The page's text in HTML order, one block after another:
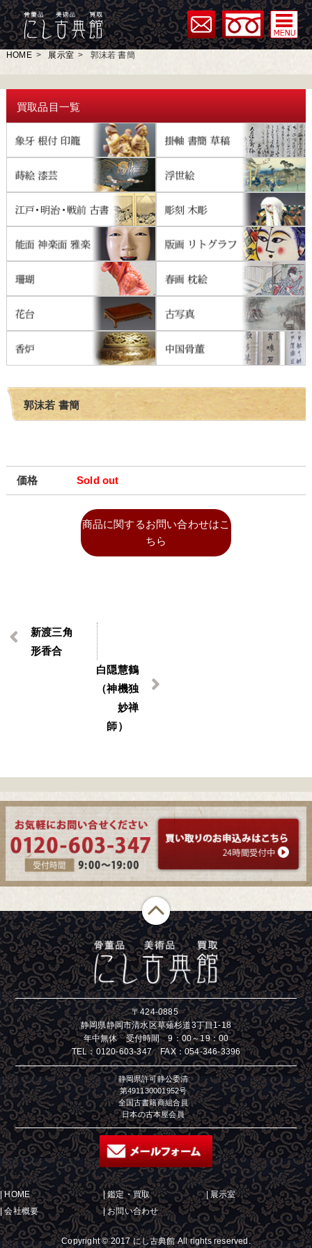
HOME> 展示室> 郭沫若 書簡
買取品目一覧
郭沫若 書簡
価格 Sold out
商品に関するお問い合わせはこ
ちら
新渡三角
形香合
白隠慧鶴
（神機独
妙禅
師）
〒424-0885
静岡県静岡市清水区草薙杉道3丁目1-18
年中無休 受付時間 9：00～19：00
TEL： 0120-603-347FAX：054-346-3396
静岡県許可静公委清
第491130001952号
全国古書籍商組合員
日本の古本屋会員
|HOME |鑑定・買取 |展示室
|会社概要 |お問い合わせ
Copyright © 2017 にし古典館 All rights reserved.